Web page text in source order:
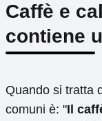
Caffè e
contiene
Quando si tratta
comuni è: "Il